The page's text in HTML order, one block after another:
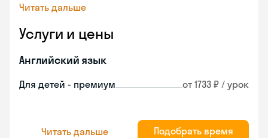
Читать дальше
Услуги и цены
Английский язык
Для детей - премиум от 1733 ₽ / урок
Читать дальше Подобрать время